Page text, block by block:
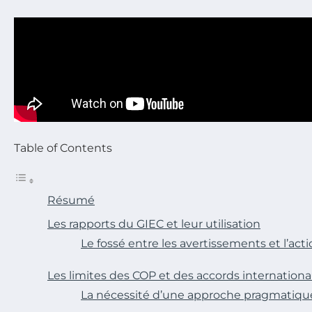
Table of Contents
Résumé
Les rapports du GIEC et leur utilisation
Le fossé entre les avertissements et
Les limites des COP et des accords
La nécessité d’une approche